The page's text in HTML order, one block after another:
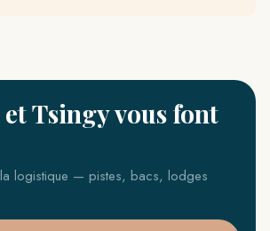
et Tsingy vous font
logistique — pistes, bacs, lodges